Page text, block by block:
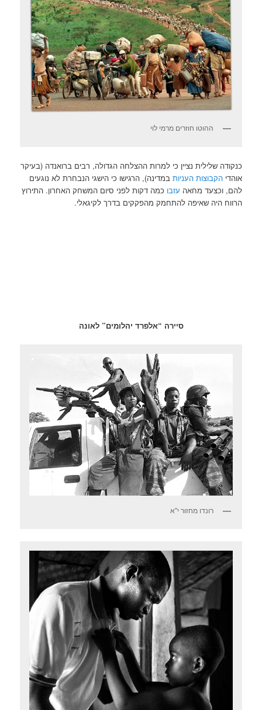
ההוטו חוזרים מרמי לוי
כנקודה שלילית נציין כי למרות ההצלחה הגדולה, רבים ברואנדה (בעיקר
אוהדיהקבוצות העניות במדינה), הרגישו כי הישגי הנבחרת לא נוגעים
להם, וכצעד מחאה עזבו כמה דקות לפני סיום המשחק האחרון. התירוץ
הרווח היה שאיפה להתחמק מהפקקים בדרך לקיגאלי.
סיירה “אלפרד יהלומים” לאונה
רונדו מחזור י"א